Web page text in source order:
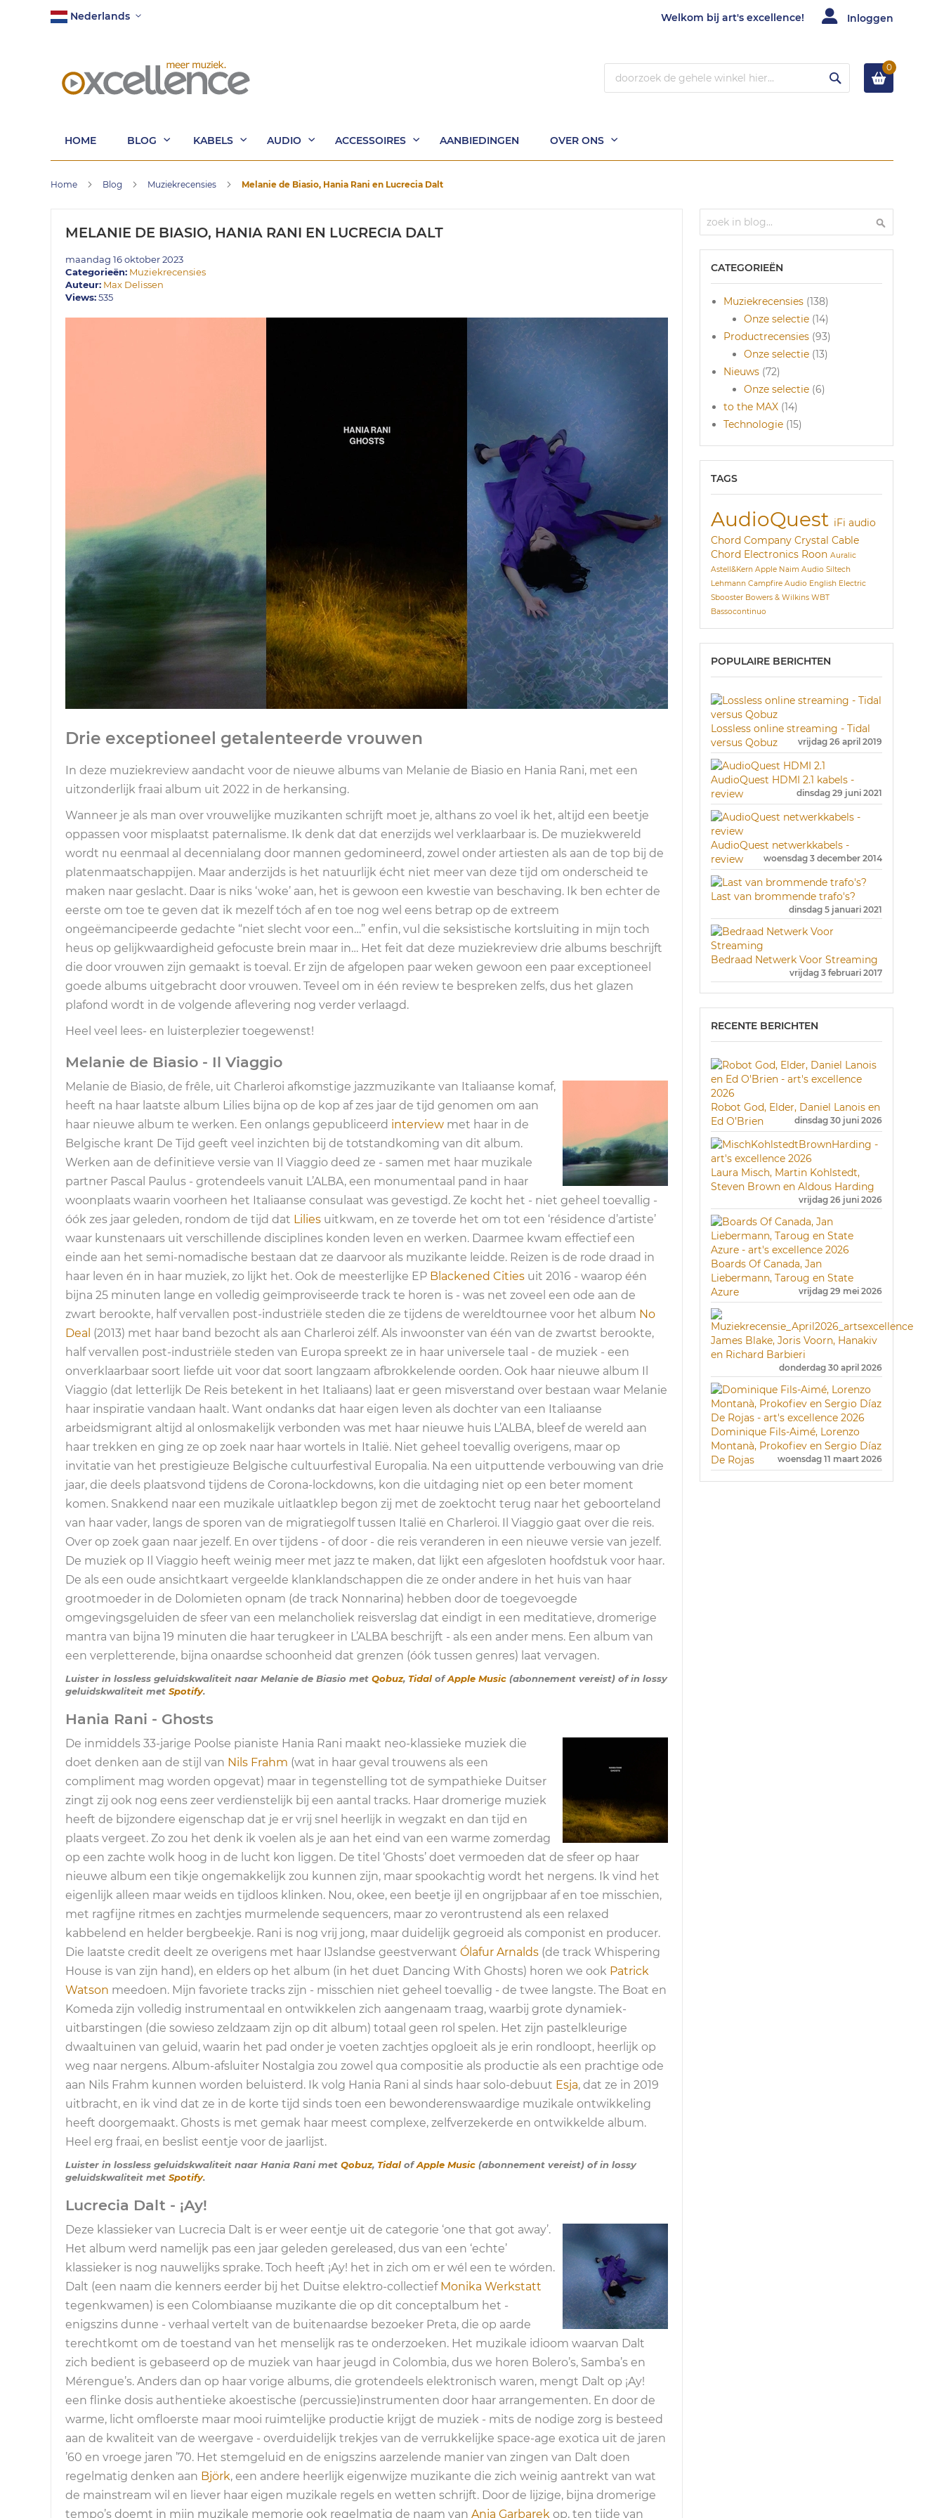
Welkom bij art's excellence! Inloggen
naarNederlands
0
HOME BLOG KABELS AUDIO ACCESSOIRES AANBIEDINGEN OVER ONS
Home Blog Muziekrecensies Melanie de Biasio, Hania Rani en Lucrecia Dalt
MELANIE DE BIASIO, HANIA RANI EN LUCRECIA DALT
maandag 16 oktober 2023
Categorieën: Muziekrecensies
Auteur: Max Delissen
Views:535
Drie exceptioneel getalenteerde vrouwen
In deze muziekreview aandacht voor de nieuwe albums van Melanie de Biasio en Hania Rani, met een
uitzonderlijk fraai album uit 2022 in de herkansing.
Wanneer je als man over vrouwelijke muzikanten schrijft moet je, althans zo voel ik het, altijd een beetje
oppassen voor misplaatst paternalisme. Ik denk dat dat enerzijds wel verklaarbaar is. De muziekwereld
wordt nu eenmaal al decennialang door mannen gedomineerd, zowel onder artiesten als aan de top bij de
platenmaatschappijen. Maar anderzijds is het natuurlijk écht niet meer van deze tijd om onderscheid te
maken naar geslacht. Daar is niks ‘woke’ aan, het is gewoon een kwestie van beschaving. Ik ben echter de
eerste om toe te geven dat ik mezelf tóch af en toe nog wel eens betrap op de extreem
ongeëmancipeerde gedachte “niet slecht voor een…” enfin, vul die seksistische kortsluiting in mijn toch
heus op gelijkwaardigheid gefocuste brein maar in… Het feit dat deze muziekreview drie albums beschrijft
die door vrouwen zijn gemaakt is toeval. Er zijn de afgelopen paar weken gewoon een paar exceptioneel
goede albums uitgebracht door vrouwen. Teveel om in één review te bespreken zelfs, dus het glazen
plafond wordt in de volgende aflevering nog verder verlaagd.
Heel veel lees- en luisterplezier toegewenst!
Melanie de Biasio - Il Viaggio
Melanie de Biasio, de frêle, uit Charleroi afkomstige jazzmuzikante van Italiaanse komaf,
heeft na haar laatste album Lilies bijna op de kop af zes jaar de tijd genomen om aan
haar nieuwe album te werken. Een onlangs gepubliceerd interview met haar in de
Belgische krant De Tijd geeft veel inzichten bij de totstandkoming van dit album.
Werken aan de definitieve versie van Il Viaggio deed ze - samen met haar muzikale
partner Pascal Paulus - grotendeels vanuit L’ALBA, een monumentaal pand in haar
woonplaats waarin voorheen het Italiaanse consulaat was gevestigd. Ze kocht het - niet geheel toevallig -
óók zes jaar geleden, rondom de tijd dat Lilies uitkwam, en ze toverde het om tot een ‘résidence d’artiste’
waar kunstenaars uit verschillende disciplines konden leven en werken. Daarmee kwam effectief een
einde aan het semi-nomadische bestaan dat ze daarvoor als muzikante leidde. Reizen is de rode draad in
haar leven én in haar muziek, zo lijkt het. Ook de meesterlijke EP Blackened Cities uit 2016 - waarop één
bijna 25 minuten lange en volledig geïmproviseerde track te horen is - was net zoveel een ode aan de
zwart berookte, half vervallen post-industriële steden die ze tijdens de wereldtournee voor het album No
Deal (2013) met haar band bezocht als aan Charleroi zélf. Als inwoonster van één van de zwartst berookte,
half vervallen post-industriële steden van Europa spreekt ze in haar universele taal - de muziek - een
onverklaarbaar soort liefde uit voor dat soort langzaam afbrokkelende oorden. Ook haar nieuwe album Il
Viaggio (dat letterlijk De Reis betekent in het Italiaans) laat er geen misverstand over bestaan waar Melanie
haar inspiratie vandaan haalt. Want ondanks dat haar eigen leven als dochter van een Italiaanse
arbeidsmigrant altijd al onlosmakelijk verbonden was met haar nieuwe huis L’ALBA, bleef de wereld aan
haar trekken en ging ze op zoek naar haar wortels in Italië. Niet geheel toevallig overigens, maar op
invitatie van het prestigieuze Belgische cultuurfestival Europalia. Na een uitputtende verbouwing van drie
jaar, die deels plaatsvond tijdens de Corona-lockdowns, kon die uitdaging niet op een beter moment
komen. Snakkend naar een muzikale uitlaatklep begon zij met de zoektocht terug naar het geboorteland
van haar vader, langs de sporen van de migratiegolf tussen Italië en Charleroi. Il Viaggio gaat over die reis.
Over op zoek gaan naar jezelf. En over tijdens - of door - die reis veranderen in een nieuwe versie van jezelf.
De muziek op Il Viaggio heeft weinig meer met jazz te maken, dat lijkt een afgesloten hoofdstuk voor haar.
De als een oude ansichtkaart vergeelde klanklandschappen die ze onder andere in het huis van haar
grootmoeder in de Dolomieten opnam (de track Nonnarina) hebben door de toegevoegde
omgevingsgeluiden de sfeer van een melancholiek reisverslag dat eindigt in een meditatieve, dromerige
mantra van bijna 19 minuten die haar terugkeer in L’ALBA beschrijft - als een ander mens. Een album van
een verpletterende, bijna onaardse schoonheid dat grenzen (óók tussen genres) laat vervagen.
Luister in lossless geluidskwaliteit naar Melanie de Biasio met Qobuz, TidalofApple Music (abonnement vereist) of in lossy
geluidskwaliteit met Spotify.
Hania Rani - Ghosts
De inmiddels 33-jarige Poolse pianiste Hania Rani maakt neo-klassieke muziek die
doet denken aan de stijl van Nils Frahm (wat in haar geval trouwens als een
compliment mag worden opgevat) maar in tegenstelling tot de sympathieke Duitser
zingt zij ook nog eens zeer verdienstelijk bij een aantal tracks. Haar dromerige muziek
heeft de bijzondere eigenschap dat je er vrij snel heerlijk in wegzakt en dan tijd en
plaats vergeet. Zo zou het denk ik voelen als je aan het eind van een warme zomerdag
op een zachte wolk hoog in de lucht kon liggen. De titel ‘Ghosts’ doet vermoeden dat de sfeer op haar
nieuwe album een tikje ongemakkelijk zou kunnen zijn, maar spookachtig wordt het nergens. Ik vind het
eigenlijk alleen maar weids en tijdloos klinken. Nou, okee, een beetje ijl en ongrijpbaar af en toe misschien,
met ragfijne ritmes en zachtjes murmelende sequencers, maar zo verontrustend als een relaxed
kabbelend en helder bergbeekje. Rani is nog vrij jong, maar duidelijk gegroeid als componist en producer.
Die laatste credit deelt ze overigens met haar IJslandse geestverwant Ólafur Arnalds (de track Whispering
House is van zijn hand), en elders op het album (in het duet Dancing With Ghosts) horen we ook Patrick
Watson meedoen. Mijn favoriete tracks zijn - misschien niet geheel toevallig - de twee langste. The Boat en
Komeda zijn volledig instrumentaal en ontwikkelen zich aangenaam traag, waarbij grote dynamiek-
uitbarstingen (die sowieso zeldzaam zijn op dit album) totaal geen rol spelen. Het zijn pastelkleurige
dwaaltuinen van geluid, waarin het pad onder je voeten zachtjes opgloeit als je erin rondloopt, heerlijk op
weg naar nergens. Album-afsluiter Nostalgia zou zowel qua compositie als productie als een prachtige ode
aan Nils Frahm kunnen worden beluisterd. Ik volg Hania Rani al sinds haar solo-debuut Esja, dat ze in 2019
uitbracht, en ik vind dat ze in de korte tijd sinds toen een bewonderenswaardige muzikale ontwikkeling
heeft doorgemaakt. Ghosts is met gemak haar meest complexe, zelfverzekerde en ontwikkelde album.
Heel erg fraai, en beslist eentje voor de jaarlijst.
Luister in lossless geluidskwaliteit naar Hania Rani met Qobuz, TidalofApple Music (abonnement vereist) of in lossy
geluidskwaliteit met Spotify.
Lucrecia Dalt - ¡Ay!
Deze klassieker van Lucrecia Dalt is er weer eentje uit de categorie ‘one that got away’.
Het album werd namelijk pas een jaar geleden gereleased, dus van een ‘echte’
klassieker is nog nauwelijks sprake. Toch heeft ¡Ay! het in zich om er wél een te wórden.
Dalt (een naam die kenners eerder bij het Duitse elektro-collectief Monika Werkstatt
tegenkwamen) is een Colombiaanse muzikante die op dit conceptalbum het -
enigszins dunne - verhaal vertelt van de buitenaardse bezoeker Preta, die op aarde
terechtkomt om de toestand van het menselijk ras te onderzoeken. Het muzikale idioom waarvan Dalt
zich bedient is gebaseerd op de muziek van haar jeugd in Colombia, dus we horen Bolero’s, Samba’s en
Mérengue’s. Anders dan op haar vorige albums, die grotendeels elektronisch waren, mengt Dalt op ¡Ay!
een flinke dosis authentieke akoestische (percussie)instrumenten door haar arrangementen. En door de
warme, licht omfloerste maar mooi ruimtelijke productie krijgt de muziek - mits de nodige zorg is besteed
aan de kwaliteit van de weergave - overduidelijk trekjes van de verrukkelijke space-age exotica uit de jaren
’60 en vroege jaren ’70. Het stemgeluid en de enigszins aarzelende manier van zingen van Dalt doen
regelmatig denken aan Björk, een andere heerlijk eigenwijze muzikante die zich weinig aantrekt van wat
de mainstream wil en liever haar eigen muzikale regels en wetten schrijft. Door de lijzige, bijna dromerige
tempo’s doemt in mijn muzikale memorie ook regelmatig de naam van Anja Garbarek op, ten tijde van
CATEGORIEËN
Muziekrecensies (138)
Onze selectie (14)
Productrecensies (93)
Onze selectie (13)
Nieuws (72)
Onze selectie (6)
to the MAX (14)
Technologie (15)
TAGS
AudioQuest iFi audio
Chord Company Crystal Cable
Chord Electronics Roon Auralic
Astell&Kern Apple Naim Audio Siltech
Lehmann Campfire Audio English Electric
Sbooster Bowers & Wilkins WBT
Bassocontinuo
POPULAIRE BERICHTEN
Lossless online streaming - Tidal
versus Qobuz
vrijdag 26 april 2019
AudioQuest HDMI 2.1 kabels -
review
dinsdag 29 juni 2021
AudioQuest netwerkkabels -
review
woensdag 3 december 2014
Last van brommende trafo's?
dinsdag 5 januari 2021
Bedraad Netwerk Voor Streaming
vrijdag 3 februari 2017
RECENTE BERICHTEN
Robot God, Elder, Daniel Lanois en
Ed O’Brien
dinsdag 30 juni 2026
Laura Misch, Martin Kohlstedt,
Steven Brown en Aldous Harding
vrijdag 26 juni 2026
Boards Of Canada, Jan
Liebermann, Taroug en State
Azure
vrijdag 29 mei 2026
James Blake, Joris Voorn, Hanakiv
en Richard Barbieri
donderdag 30 april 2026
Dominique Fils-Aimé, Lorenzo
Montanà, Prokofiev en Sergio Díaz
De Rojas
woensdag 11 maart 2026